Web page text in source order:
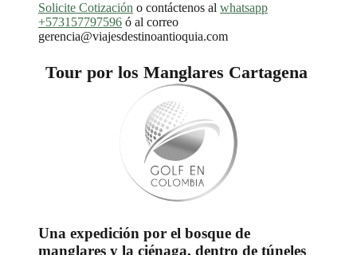
Solicite Cotización o contáctenos al whatsapp
+573157797596 ó al correo
gerencia@viajesdestinoantioquia.com
Tour por los Manglares Cartagena
Una expedición por el bosque de
manglares y la ciénaga, dentro de túneles